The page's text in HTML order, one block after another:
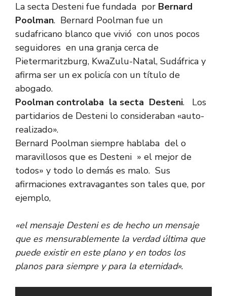
La secta Desteni fue fundada por Bernard
Poolman. Bernard Poolman fue un
sudafricano blanco que vivió con unos pocos
seguidores en una granja cerca de
Pietermaritzburg, KwaZulu-Natal, Sudáfrica y
afirma ser un ex policía con un título de
abogado.
Poolman controlaba la secta Desteni. Los
partidarios de Desteni lo consideraban «auto-
realizado».
Bernard Poolman siempre hablaba del o
maravillosos que es Desteni » el mejor de
todos» y todo lo demás es malo. Sus
afirmaciones extravagantes son tales que, por
ejemplo,
«el mensaje Desteni es de hecho un mensaje
que es mensurablemente la verdad última que
puede existir en este plano y en todos los
planos para siempre y para la eternidad».